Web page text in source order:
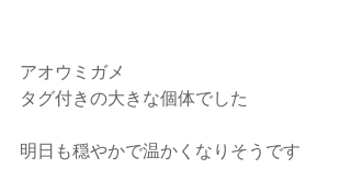
アオウミガメ
タグ付きの大きな個体でした
明日も穏やかで温かくなりそうです